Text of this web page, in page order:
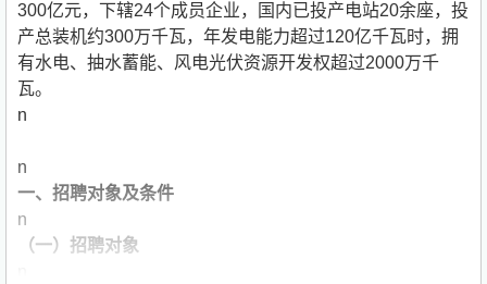
300亿元，下辖24个成员企业，国内已投产电站20余座，投
产总装机约300万千瓦，年发电能力超过120亿千瓦时，拥
有水电、抽水蓄能、风电光伏资源开发权超过2000万千
瓦。
n
n
一、招聘对象及条件
n
（一）招聘对象